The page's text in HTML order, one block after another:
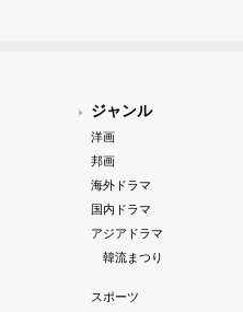
ジャンル
洋画
邦画
海外ドラマ
国内ドラマ
アジアドラマ
韓流まつり
スポーツ